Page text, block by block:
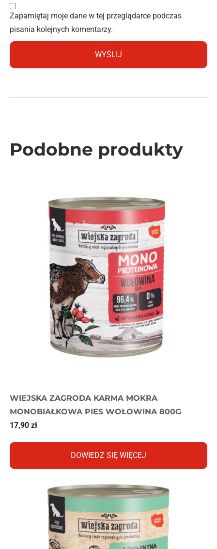
Zapamiętaj moje dane w tej przeglądarce podczas
pisania kolejnych komentarzy.
Podobne produkty
WIEJSKA ZAGRODA KARMA MOKRA
MONOBIAŁKOWA PIES WOŁOWINA 800G
17,90 zł
DOWIEDZ SIĘ WIĘCEJ